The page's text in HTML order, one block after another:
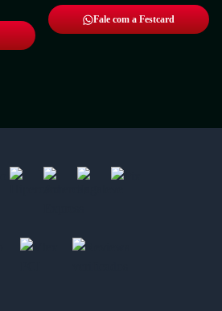
Fale com a Festcard